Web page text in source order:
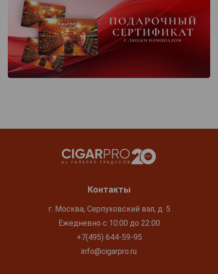
Контакты
г. Москва, Серпуховский вал, д. 5
Ежедневно с 10:00 до 22:00
+7(495) 644-59-95
info@cigarpro.ru